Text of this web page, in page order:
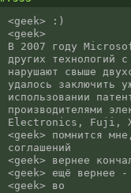
<geek> :)
<geek>
В 2007 году
других технологий
нарушают свыше
удалось заключить
использовании
производителями
Electronics, Fuji,
<geek> помнится
соглашений
<geek> вернее
<geek> ещё вернее -
<geek> во